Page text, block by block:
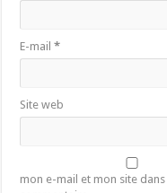
E-mail*
Site web
mon e-mail et mon site